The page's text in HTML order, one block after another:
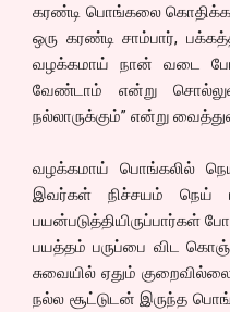
கரண்டி பொங்கலை கொதிக்க,
ஒரு கரண்டி சாம்பார்,
வழக்கமாய் நான் வடை
வேண்டாம் என்று
நல்லாருக்கும்” என்று
வழக்கமாய் பொங்கலில்
இவர்கள் நிச்சயம் நெய்
பயன்படுத்தியிருப்பார்கள்
பயத்தம் பருப்பை விட
சுவையில் ஏதும்
நல்ல சூட்டுடன் இருந்த